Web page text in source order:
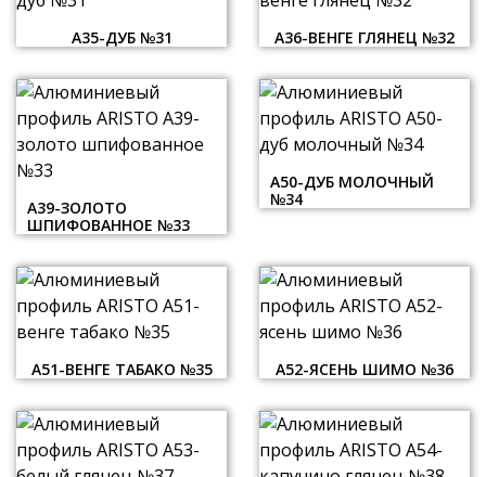
А35-ДУБ №31 А36-ВЕНГЕ ГЛЯНЕЦ №32
А39-ЗОЛОТО
ШПИФОВАННОЕ №33
А50-ДУБ МОЛОЧНЫЙ
№34
А51-ВЕНГЕ ТАБАКО №35 А52-ЯСЕНЬ ШИМО №36